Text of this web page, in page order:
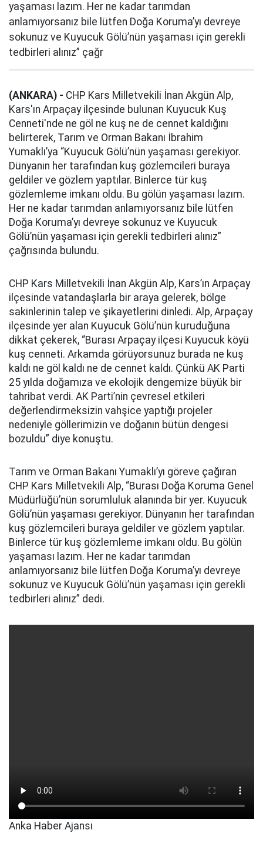
yaşaması lazım. Her ne kadar tarımdan
anlamıyorsanız bile lütfen Doğa Koruma’yı devreye
sokunuz ve Kuyucuk Gölü’nün yaşaması için gerekli
tedbirleri alınız” çağr
(ANKARA) - CHP Kars Milletvekili İnan Akgün Alp,
Kars'ın Arpaçay ilçesinde bulunan Kuyucuk Kuş
Cenneti'nde ne göl ne kuş ne de cennet kaldığını
belirterek, Tarım ve Orman Bakanı İbrahim
Yumaklı’ya “Kuyucuk Gölü’nün yaşaması gerekiyor.
Dünyanın her tarafından kuş gözlemcileri buraya
geldiler ve gözlem yaptılar. Binlerce tür kuş
gözlemleme imkanı oldu. Bu gölün yaşaması lazım.
Her ne kadar tarımdan anlamıyorsanız bile lütfen
Doğa Koruma’yı devreye sokunuz ve Kuyucuk
Gölü’nün yaşaması için gerekli tedbirleri alınız”
çağrısında bulundu.
CHP Kars Milletvekili İnan Akgün Alp, Kars’ın Arpaçay
ilçesinde vatandaşlarla bir araya gelerek, bölge
sakinlerinin talep ve şikayetlerini dinledi. Alp, Arpaçay
ilçesinde yer alan Kuyucuk Gölü’nün kuruduğuna
dikkat çekerek, “Burası Arpaçay ilçesi Kuyucuk köyü
kuş cenneti. Arkamda görüyorsunuz burada ne kuş
kaldı ne göl kaldı ne de cennet kaldı. Çünkü AK Parti
25 yılda doğamıza ve ekolojik dengemize büyük bir
tahribat verdi. AK Parti’nin çevresel etkileri
değerlendirmeksizin vahşice yaptığı projeler
nedeniyle göllerimizin ve doğanın bütün dengesi
bozuldu” diye konuştu.
Tarım ve Orman Bakanı Yumaklı’yı göreve çağıran
CHP Kars Milletvekili Alp, “Burası Doğa Koruma Genel
Müdürlüğü’nün sorumluluk alanında bir yer. Kuyucuk
Gölü’nün yaşaması gerekiyor. Dünyanın her tarafından
kuş gözlemcileri buraya geldiler ve gözlem yaptılar.
Binlerce tür kuş gözlemleme imkanı oldu. Bu gölün
yaşaması lazım. Her ne kadar tarımdan
anlamıyorsanız bile lütfen Doğa Koruma’yı devreye
sokunuz ve Kuyucuk Gölü’nün yaşaması için gerekli
tedbirleri alınız” dedi.
Anka Haber Ajansı